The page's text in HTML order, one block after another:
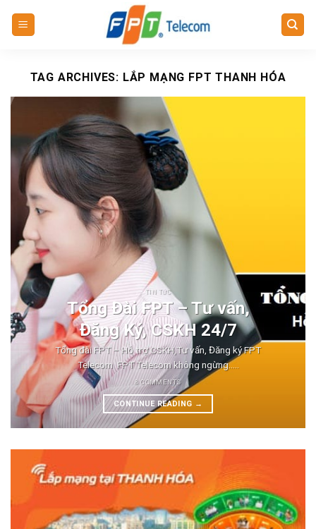
TAG ARCHIVES: LẮP MẠNG FPT THANH HÓA
TIN TỨC
Tổng Đài FPT – Tư vấn,
Đăng Ký, CSKH 24/7
Tổng đài FPT – Hỗ trợ CSKH,Tư vấn, Đăng ký FPT
Telecom FPT Telecom không ngừng.....
8 COMMENTS
CONTINUE READING →